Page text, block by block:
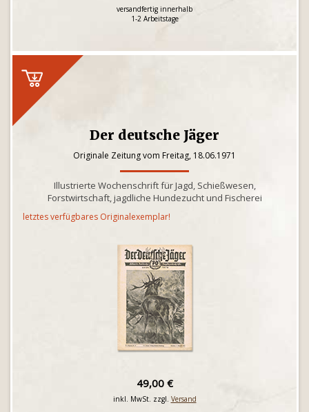
versandfertig innerhalb
1-2 Arbeitstage
Der deutsche Jäger
Originale Zeitung vom Freitag, 18.06.1971
Illustrierte Wochenschrift für Jagd, Schießwesen,
Forstwirtschaft, jagdliche Hundezucht und Fischerei
letztes verfügbares Originalexemplar!
49,00 €
inkl. MwSt. zzgl. Versand